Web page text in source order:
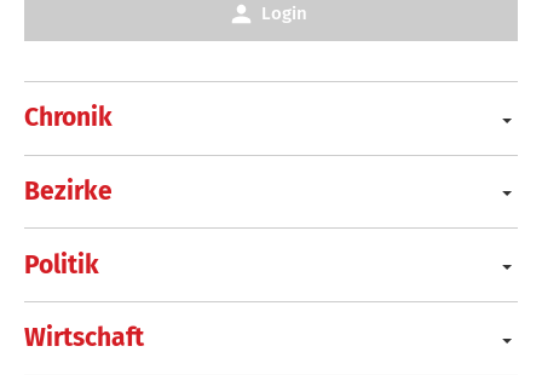
Chronik
Bezirke
Politik
Wirtschaft
Login